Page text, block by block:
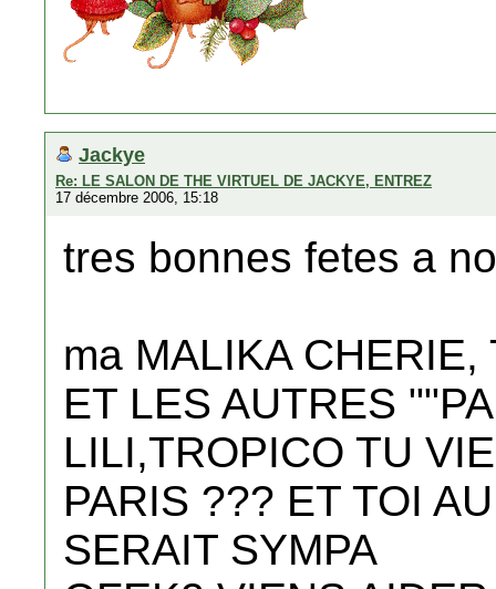
Jackye
Re: LE SALON DE THE VIRTUEL DE JACKYE, ENTREZ
17 décembre 2006, 15:18
tres bonnes fetes a
ma MALIKA
ET LES AUTRES
LILI,TROPICO TU
PARIS ??? ET TOI
SERAIT SYMPA